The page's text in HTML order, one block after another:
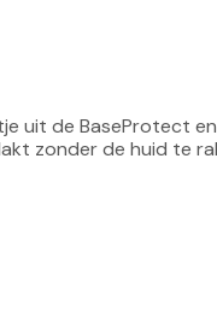
uit de BaseProtect
zonder de huid te